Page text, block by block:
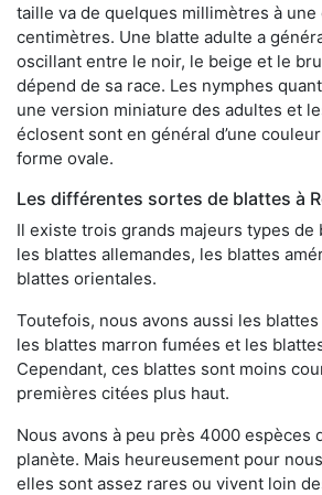
taille va de quelques millimètres à une
centimètres. Une blatte adulte a
oscillant entre le noir, le beige et le
dépend de sa race. Les nymphes
une version miniature des adultes et
éclosent sont en général d’une
forme ovale.
Les différentes sortes de blattes à
Il existe trois grands majeurs types de
les blattes allemandes, les blattes
blattes orientales.
Toutefois, nous avons aussi les
les blattes marron fumées et les
Cependant, ces blattes sont moins
premières citées plus haut.
Nous avons à peu près 4000 espèces
planète. Mais heureusement pour
elles sont assez rares ou vivent loin